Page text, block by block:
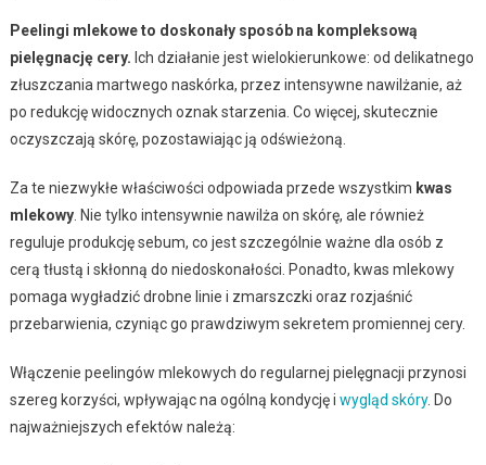
Peelingi mlekowe to doskonały sposób na kompleksową
pielęgnację cery. Ich działanie jest wielokierunkowe: od delikatnego
złuszczania martwego naskórka, przez intensywne nawilżanie, aż
po redukcję widocznych oznak starzenia. Co więcej, skutecznie
oczyszczają skórę, pozostawiając ją odświeżoną.
Za te niezwykłe właściwości odpowiada przede wszystkim kwas
mlekowy. Nie tylko intensywnie nawilża on skórę, ale również
reguluje produkcję sebum, co jest szczególnie ważne dla osób z
cerą tłustą i skłonną do niedoskonałości. Ponadto, kwas mlekowy
pomaga wygładzić drobne linie i zmarszczki oraz rozjaśnić
przebarwienia, czyniąc go prawdziwym sekretem promiennej cery.
Włączenie peelingów mlekowych do regularnej pielęgnacji przynosi
szereg korzyści, wpływając na ogólną kondycję i wygląd skóry. Do
najważniejszych efektów należą: